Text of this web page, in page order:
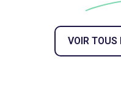
VOIR TOUS